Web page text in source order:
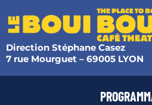
Direction Stéphane Casez
7 rue Mourguet – 69005 LYON